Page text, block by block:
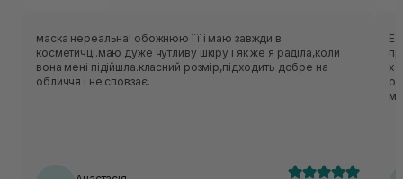
маска нереальна! обожнюю її і маю завжди в
косметичці.маю дуже чутливу шкіру і як же я раділа,коли
вона мені підійшла.класний розмір,підходить добре на
обличчя і не сповзає.